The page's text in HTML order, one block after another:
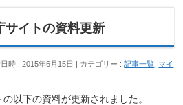
サイトの資料更新
時 : 2015年6月15日 カテゴリー :記事一覧 マイ
以下の資料が更新されました。